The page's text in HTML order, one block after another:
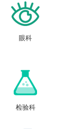
眼科
检验科